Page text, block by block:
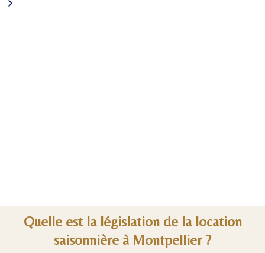
Quelle est la législation de la location
saisonnière à Montpellier ?